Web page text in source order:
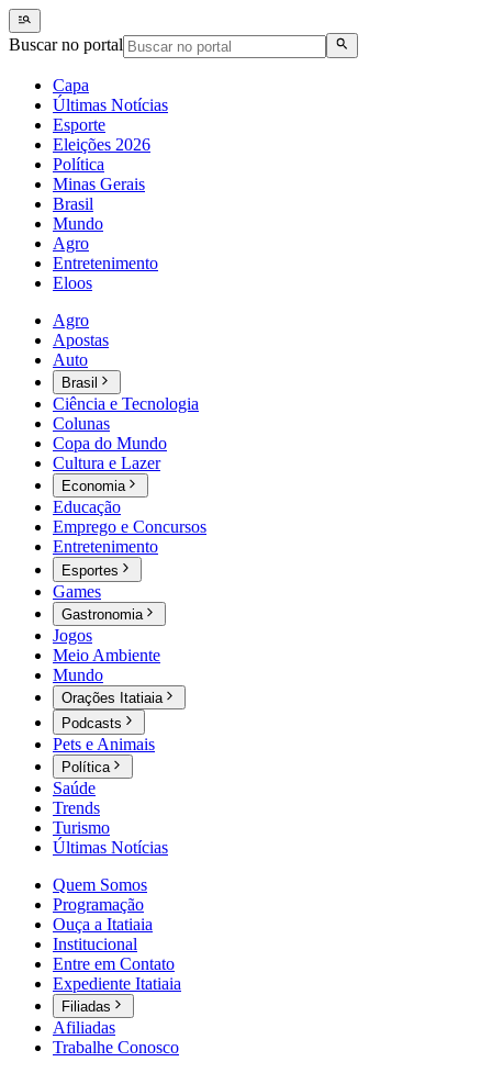
Buscar no portal
Capa
Últimas Notícias
Esporte
Eleições 2026
Política
Minas Gerais
Brasil
Mundo
Agro
Entretenimento
Eloos
Agro
Apostas
Auto
Brasil
Ciência e Tecnologia
Colunas
Copa do Mundo
Cultura e Lazer
Economia
Educação
Emprego e Concursos
Entretenimento
Esportes
Games
Gastronomia
Jogos
Meio Ambiente
Mundo
Orações Itatiaia
Podcasts
Pets e Animais
Política
Saúde
Trends
Turismo
Últimas Notícias
Quem Somos
Programação
Ouça a Itatiaia
Institucional
Entre em Contato
Expediente Itatiaia
Filiadas
Afiliadas
Trabalhe Conosco